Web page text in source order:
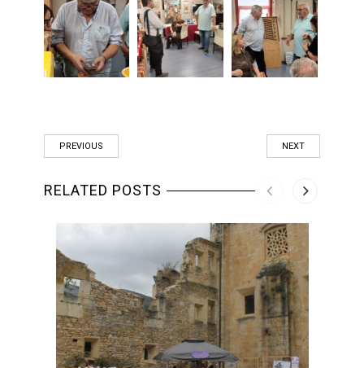
PREVIOUS NEXT
RELATED POSTS